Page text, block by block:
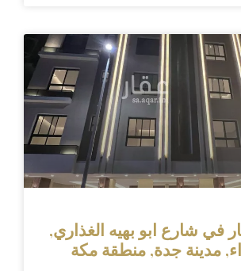
في شارع ابو بهيه الغذاري,
مدينة جدة, منطقة مكة